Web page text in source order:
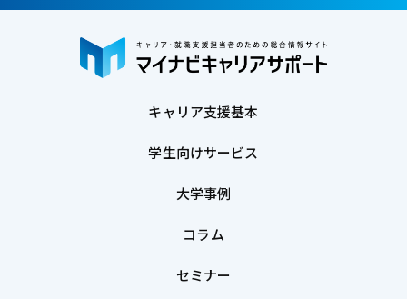
キャリア支援基本
学生向けサービス
大学事例
コラム
セミナー